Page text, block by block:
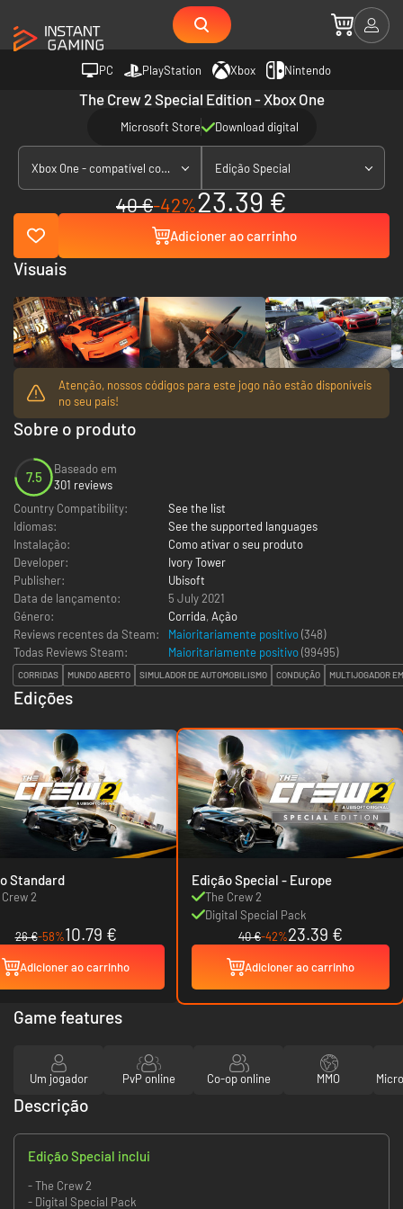
PC PlayStation Xbox Nintendo
The Crew 2 Special Edition - Xbox One
Microsoft Store Download digital
Xbox One - compatível com Xbox Series X|S Edição Special
40 €-42%23.39 €
Adicioner ao carrinho
Atenção, nossos códigos para este jogo não estão disponíveis
no seu país!
Sobre o produto
7.5
Baseado em
301 reviews
Country Compatibility:
See the list
Idiomas:
See the supported languages
Instalação:
Como ativar o seu produto
Developer:
Ivory Tower
Publisher:
Ubisoft
Data de lançamento:
5 July 2021
Género:
Corrida, Ação
Reviews recentes da Steam:
Maioritariamente positivo(348)
Todas Reviews Steam:
Maioritariamente positivo(99495)
CORRIDAS MUNDO ABERTO SIMULADOR DE AUTOMOBILISMO CONDUÇÃO MULTIJOGADOR
Edições
Standard
2
26 €-58%10.79 €
Adicioner ao carrinho
Edição Special - Europe
The Crew 2
Digital Special Pack
40 €-42%23.39 €
Adicioner ao carrinho
Visuais
Game features
Um jogador PvP online Co-op online MMO
Descrição
Edição Special inclui
- The Crew 2
- Digital Special Pack